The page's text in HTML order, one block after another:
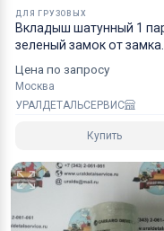
Коробки
надежным
Специалисты
перевозке
страны СНГ,
ДЛЯ ГРУЗОВЫХ
Вкладыш шатунный 1
зеленый замок от замка
Цена по запросу
Москва
УРАЛДЕТАЛЬСЕРВИС
Купить